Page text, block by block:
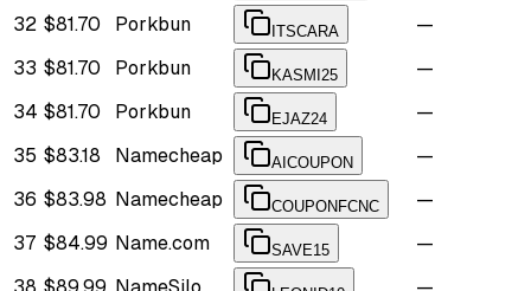
32 $81.70 Porkbun ITSCARA
—
33 $81.70 Porkbun KASMI25
—
34 $81.70 Porkbun EJAZ24
—
35 $83.18 Namecheap AICOUPON
—
36 $83.98 Namecheap COUPONFCNC
—
37 $84.99 Name.com SAVE15
—